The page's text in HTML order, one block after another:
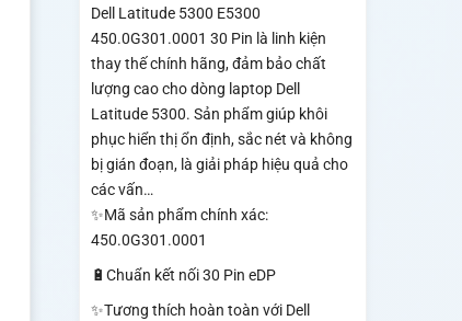
Dell Latitude 5300 E5300
450.0G301.0001 30 Pin là linh kiện
thay thế chính hãng, đảm bảo chất
lượng cao cho dòng laptop Dell
Latitude 5300. Sản phẩm giúp khôi
phục hiển thị ổn định, sắc nét và không
bị gián đoạn, là giải pháp hiệu quả cho
các vấn…
✨Mã sản phẩm chính xác:
450.0G301.0001
🔋Chuẩn kết nối 30 Pin eDP
✨Tương thích hoàn toàn với Dell